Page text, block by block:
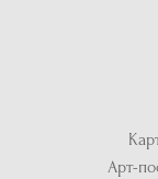
Арт-